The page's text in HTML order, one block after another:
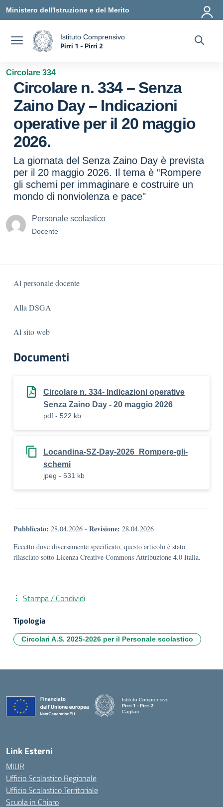
Vai ai contenuti
Vai al menu di navigazione
Vai al footer
Ministero dell'Istruzione e del Merito
Istituto Comprensivo
Pirri 1 - Pirri 2
Circolare 334
Circolare n. 334 – Senza
Zaino Day – Indicazioni
operative per il 20 maggio
2026.
La giornata del Senza Zaino Day è prevista
per il 20 maggio 2026. Il tema è “Rompere
gli schemi per immaginare e costruire un
mondo di nonviolenza e pace"
Personale scolastico
Docente
Al personale docente
Alla DSGA
Al sito web
Documenti
Circolare n. 334- Indicazioni operative
Senza Zaino Day - 20 maggio 2026
pdf - 522 kb
Locandina-SZ-Day-2026_Rompere-gli-
schemi
jpeg - 531 kb
Pubblicato: 28.04.2026 - Revisione: 28.04.2026
Eccetto dove diversamente specificato, questo articolo è stato
rilasciato sotto Licenza Creative Commons Attribuzione 4.0 Italia.
Stampa / Condividi
Tipologia
Circolari A.S. 2025-2026 per il Personale scolastico
Istituto Comprensivo
Pirri 1 - Pirri 2
Cagliari
Link Esterni
MIUR
Ufficio Scolastico Regionale
Ufficio Scolastico Territoriale
Scuola in Chiaro